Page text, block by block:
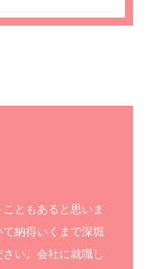
ともあると思いま
納得いくまで深堀
い。会社に就職し